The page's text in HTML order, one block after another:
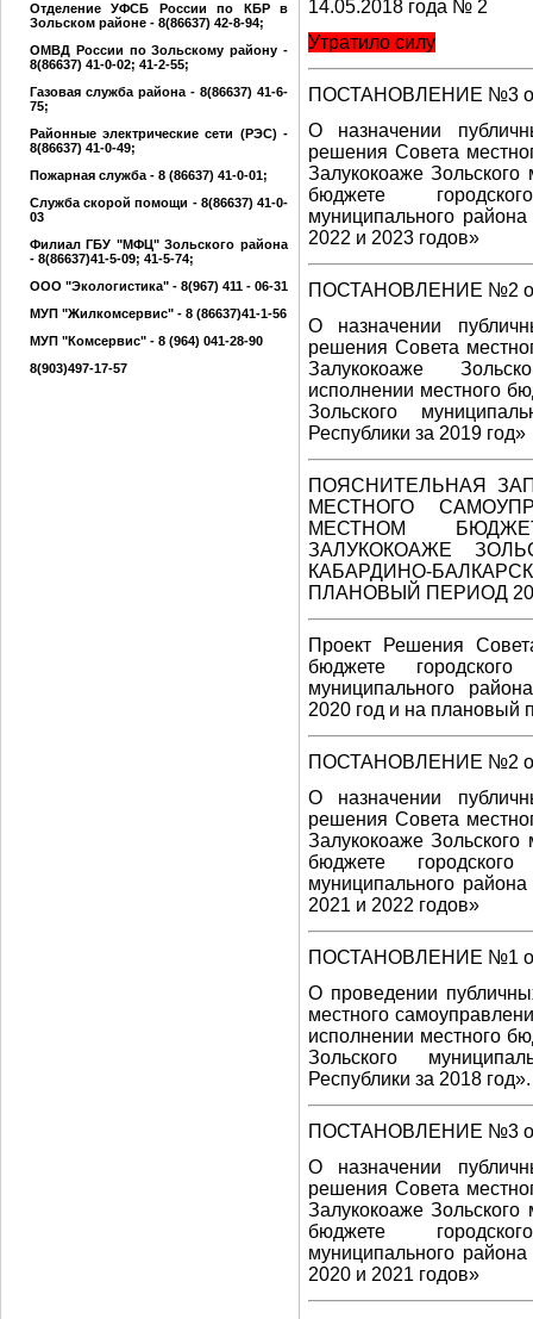
Отделение УФСБ России по КБР в
Зольском районе - 8(86637) 42-8-94;
ОМВД России по Зольскому району -
8(86637) 41-0-02; 41-2-55;
Газовая служба района - 8(86637) 41-6-
75;
Районные электрические сети (РЭС) -
8(86637) 41-0-49;
Пожарная служба - 8 (86637) 41-0-01;
Служба скорой помощи - 8(86637) 41-0-
03
Филиал ГБУ "МФЦ" Зольского района
- 8(86637)41-5-09; 41-5-74;
ООО "Экологистика" - 8(967) 411 - 06-31
МУП "Жилкомсервис" - 8 (86637)41-1-56
МУП "Комсервис" - 8 (964) 041-28-90
8(903)497-17-57
14.05.2018 года № 2
Утратило силу
ПОСТАНОВЛЕНИЕ №3 от
О назначении
решения Совета
Залукокоаже
бюджете
муниципального
2022 и 2023 годов»
ПОСТАНОВЛЕНИЕ №2 от
О назначении
решения Совета
Залукокоаже
исполнении местного
Зольского
Республики за 2019 год»
ПОЯСНИТЕЛЬНАЯ
МЕСТНОГО
МЕСТНОМ
ЗАЛУКОКОАЖЕ
КАБАРДИНО-
ПЛАНОВЫЙ ПЕРИОД
Проект Решения
бюджете
муниципального
2020 год и на плановый
ПОСТАНОВЛЕНИЕ №2 от
О назначении
решения Совета
Залукокоаже
бюджете
муниципального
2021 и 2022 годов»
ПОСТАНОВЛЕНИЕ №1 от
О проведении
местного
исполнении местного
Зольского
Республики за 2018 год».
ПОСТАНОВЛЕНИЕ №3 от
О назначении
решения Совета
Залукокоаже
бюджете
муниципального
2020 и 2021 годов»